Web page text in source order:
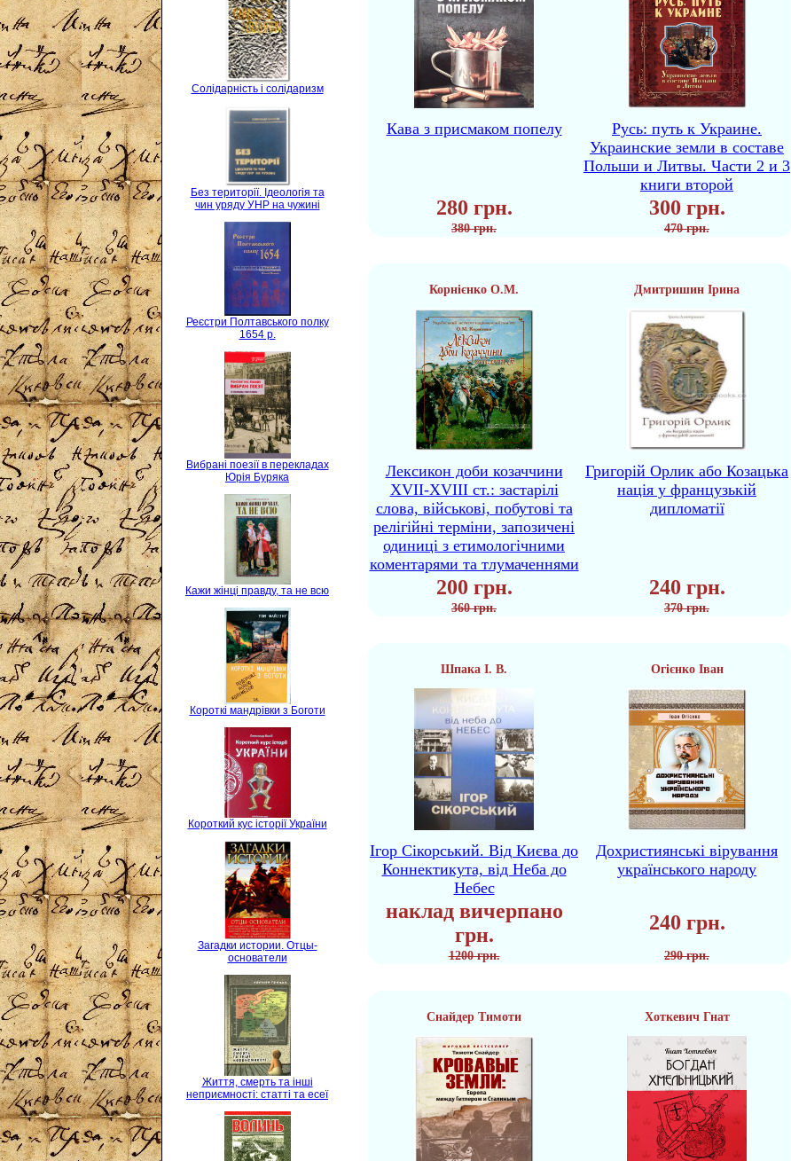
Солідарність і солідаризм
Без території. Ідеологія та
чин уряду УНР на чужині
Реєстри Полтавського полку
1654 р.
Вибрані поезії в перекладах
Юрія Буряка
Кажи жінці правду, та не всю
Короткі мандрівки з Боготи
Короткий кус історії України
Загадки истории. Отцы-
основатели
Життя, смерть та інші
неприємності: статті та есеї
Кава з присмаком попелу
Русь: путь к Украине.
Украинские земли в составе
Польши и Литвы. Части 2 и 3
книги второй
280 грн. 300 грн.
380 грн. 470 грн.
Корнієнко О.М. Дмитришин Ірина
Лексикон доби козаччини
XVII-XVIII ст.: застарілі
слова, військові, побутові та
релігійні терміни, запозичені
одиниці з етимологічними
коментарями та тлумаченнями
Григорій Орлик або Козацька
нація у французькій
дипломатії
200 грн. 240 грн.
360 грн. 370 грн.
Шпака І. В. Огієнко Іван
Ігор Сікорський. Від Києва до
Коннектикута, від Неба до
Небес
Дохристиянські вірування
українського народу
наклад вичерпано
грн.
240 грн.
1200 грн. 290 грн.
Снайдер Тимоти Хоткевич Гнат